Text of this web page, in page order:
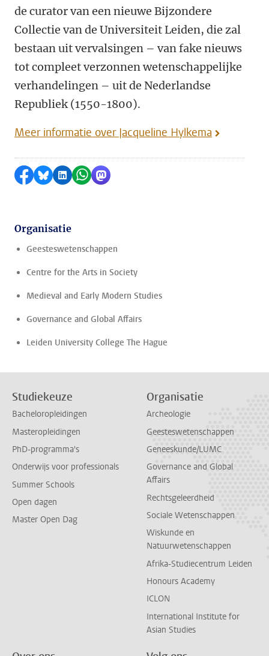
de curator van een nieuwe Bijzondere
Collectie van de Universiteit Leiden, die zal
bestaan uit vervalsingen – van fake nieuws
tot compleet verzonnen wetenschappelijke
verhandelingen – uit de Nederlandse
Republiek (1550-1800).
Meer informatie over Jacqueline Hylkema
Delen op Facebook
Delen via Bluesky
Delen op LinkedIn
Delen via WhatsApp
Delen via Mastodon
Organisatie
Geesteswetenschappen
Centre for the Arts in Society
Medieval and Early Modern Studies
Governance and Global Affairs
Leiden University College The Hague
Studiekeuze
Bacheloropleidingen
Masteropleidingen
PhD-programma's
Onderwijs voor professionals
Summer Schools
Open dagen
Master Open Dag
Organisatie
Archeologie
Geesteswetenschappen
Geneeskunde/LUMC
Governance and Global
Affairs
Rechtsgeleerdheid
Sociale Wetenschappen
Wiskunde en
Natuurwetenschappen
Afrika-Studiecentrum Leiden
Honours Academy
ICLON
International Institute for
Asian Studies